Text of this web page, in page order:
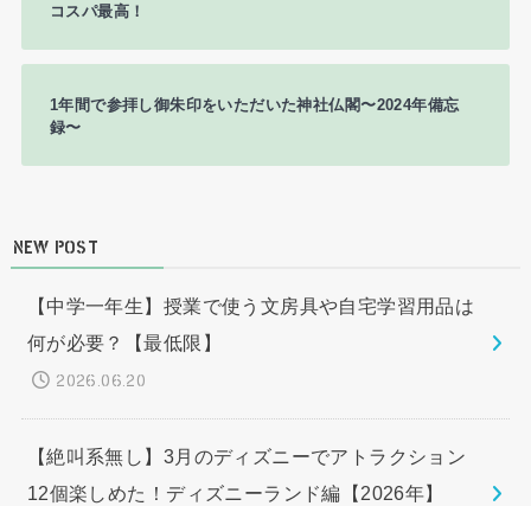
コスパ最高！
1年間で参拝し御朱印をいただいた神社仏閣〜2024年備忘
録〜
NEW POST
【中学一年生】授業で使う文房具や自宅学習用品は
何が必要？【最低限】
2026.06.20
【絶叫系無し】3月のディズニーでアトラクション
12個楽しめた！ディズニーランド編【2026年】